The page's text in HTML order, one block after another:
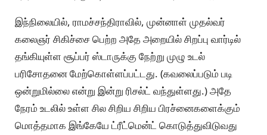
இந்நிலையில், ராமச்சந்திராவில், முன்னாள் முதல்வர்
கலைஞர் சிகிச்சை பெற்ற அதே அறையில் சிறப்பு வார்டில்
தங்கியுள்ள சூப்பர் ஸ்டாருக்கு நேற்று முழு உடல்
பரிசோதனை மேற்கொள்ளப்பட்டது. (கவலைப்படும் படி
ஒன்றுமில்லை என்று இன்று ரிசல்ட் வந்துள்ளது.) அதே
நேரம் உடலில் உள்ள சில சிறிய சிறிய பிரச்னைகளைக்கும்
மொத்தமாக இங்கேயே ட்ரீட்மென்ட் கொடுத்துவிடுவது